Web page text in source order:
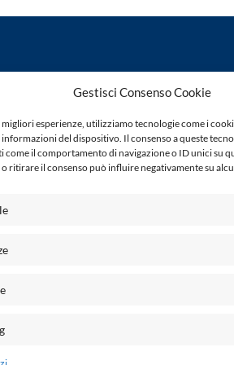
Gestisci Consenso Cookie
esperienze, utilizziamo tecnologie come i
informazioni del dispositivo. Il consenso a queste
come il comportamento di navigazione o ID unici su
ritirare il consenso può influire negativamente su
Non
http://www.palumboeditore.it
email:
Responsabile web: Vincenzo
di accessibilità